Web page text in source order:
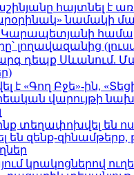
հայտնել է
նամակի
Կարապետյանի
լողավազանից
դեպք Սևանում.
է «Գող Բջե»-ին,
վարույթի
տեղափոխվել են
են զենք-
կրակոցներով